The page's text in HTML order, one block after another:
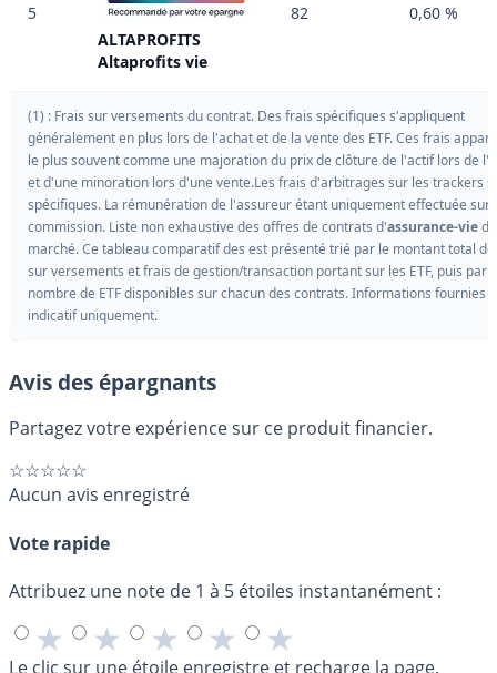
5
ALTAPROFITS
Altaprofits vie
82 0,60 %
(1) : Frais sur versements du contrat. Des frais spécifiques s'appliquent
généralement en plus lors de l'achat et de la vente des ETF. Ces frais
le plus souvent comme une majoration du prix de clôture de l'actif lors de
et d'une minoration lors d'une vente.Les frais d'arbitrages sur les trackers
spécifiques. La rémunération de l'assureur étant uniquement effectuée sur
commission. Liste non exhaustive des offres de contrats d'assurance-viedu
marché. Ce tableau comparatif des est présenté trié par le montant total
sur versements et frais de gestion/transaction portant sur les ETF, puis par
nombre de ETF disponibles sur chacun des contrats. Informations fournies
indicatif uniquement.
Avis des épargnants
Partagez votre expérience sur ce produit financier.
☆☆☆☆☆
Aucun avis enregistré
Vote rapide
Attribuez une note de 1 à 5 étoiles instantanément :
★ ★ ★ ★ ★
Le clic sur une étoile enregistre et recharge la page.